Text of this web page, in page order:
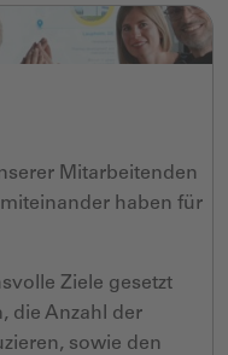
Mitarbeitenden
haben für
Ziele gesetzt
die Anzahl der
sowie den